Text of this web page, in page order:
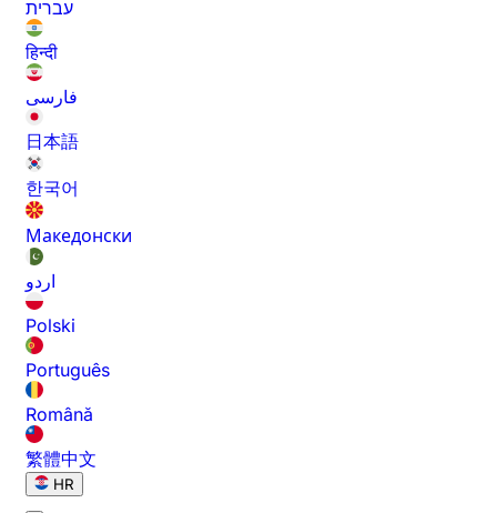
עברית
हिन्दी
فارسی
日本語
한국어
Македонски
اردو
Polski
Português
Română
繁體中文
HR